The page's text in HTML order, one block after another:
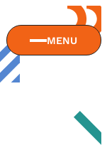
MENU